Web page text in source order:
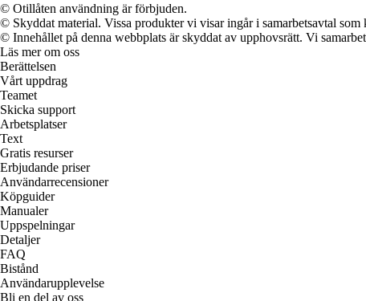
© Otillåten användning är förbjuden.
© Skyddat material. Vissa produkter vi visar ingår i samarbetsavtal som
© Innehållet på denna webbplats är skyddat av upphovsrätt. Vi
Läs mer om oss
Berättelsen
Vårt uppdrag
Teamet
Skicka support
Arbetsplatser
Text
Gratis resurser
Erbjudande priser
Användarrecensioner
Köpguider
Manualer
Uppspelningar
Detaljer
FAQ
Bistånd
Användarupplevelse
Bli en del av oss